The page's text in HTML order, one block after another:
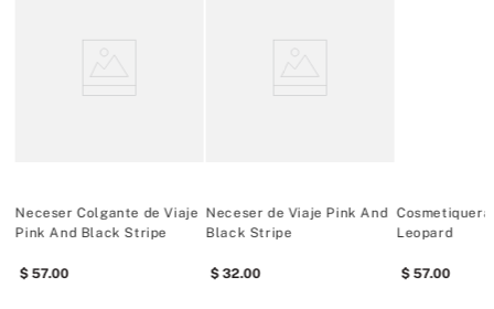
Neceser Colgante de Viaje
Pink And Black Stripe
57.00
Neceser de Viaje Pink And
Black Stripe
32.00
Cosmetiquera
Leopard
57.00